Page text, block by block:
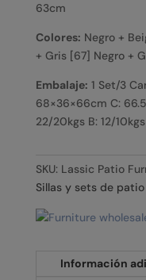
63cm
Colores: Negro +
+ Gris [67] Negro +
Embalaje: 1 Set/3
68×36×66cm C: 66.5
22/20kgsB: 12/10kgs
SKU: Lassic Patio
Sillas y sets de patio
Información